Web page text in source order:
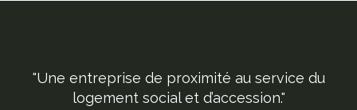
"Une entreprise de proximité au service du
logement social et d’accession."